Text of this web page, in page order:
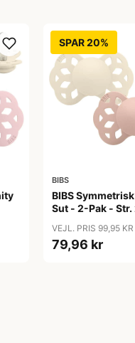
SPAR 20%
BIBS
BIBS
Sut - 2-Pak - Str.
VEJL. PRIS 99,95 KR
79,96 kr